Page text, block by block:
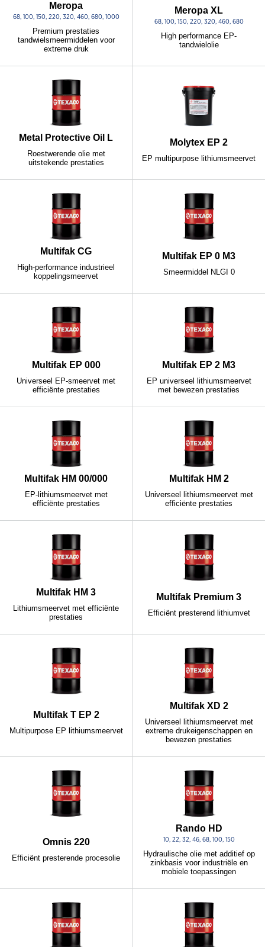
Meropa
68, 100, 150, 220, 320, 460, 680, 1000
Premium prestaties
tandwielsmeermiddelen voor
extreme druk
Meropa XL
68, 100, 150, 220, 320, 460, 680
High performance EP-
tandwielolie
Metal Protective Oil L
Roestwerende olie met
uitstekende prestaties
Molytex EP 2
EP multipurpose lithiumsmeervet
Multifak CG
High-performance industrieel
koppelingsmeervet
Multifak EP 0 M3
Smeermiddel NLGI 0
Multifak EP 000
Universeel EP-smeervet met
efficiënte prestaties
Multifak EP 2 M3
EP universeel lithiumsmeervet
met bewezen prestaties
Multifak HM 00/000
EP-lithiumsmeervet met
efficiënte prestaties
Multifak HM 2
Universeel lithiumsmeervet met
efficiënte prestaties
Multifak HM 3
Lithiumsmeervet met efficiënte
prestaties
Multifak Premium 3
Efficiënt presterend lithiumvet
Multifak T EP 2
Multipurpose EP lithiumsmeervet
Multifak XD 2
Universeel lithiumsmeervet met
extreme drukeigenschappen en
bewezen prestaties
Omnis 220
Efficiënt presterende procesolie
Rando HD
10, 22, 32, 46, 68, 100, 150
Hydraulische olie met additief op
zinkbasis voor industriële en
mobiele toepassingen